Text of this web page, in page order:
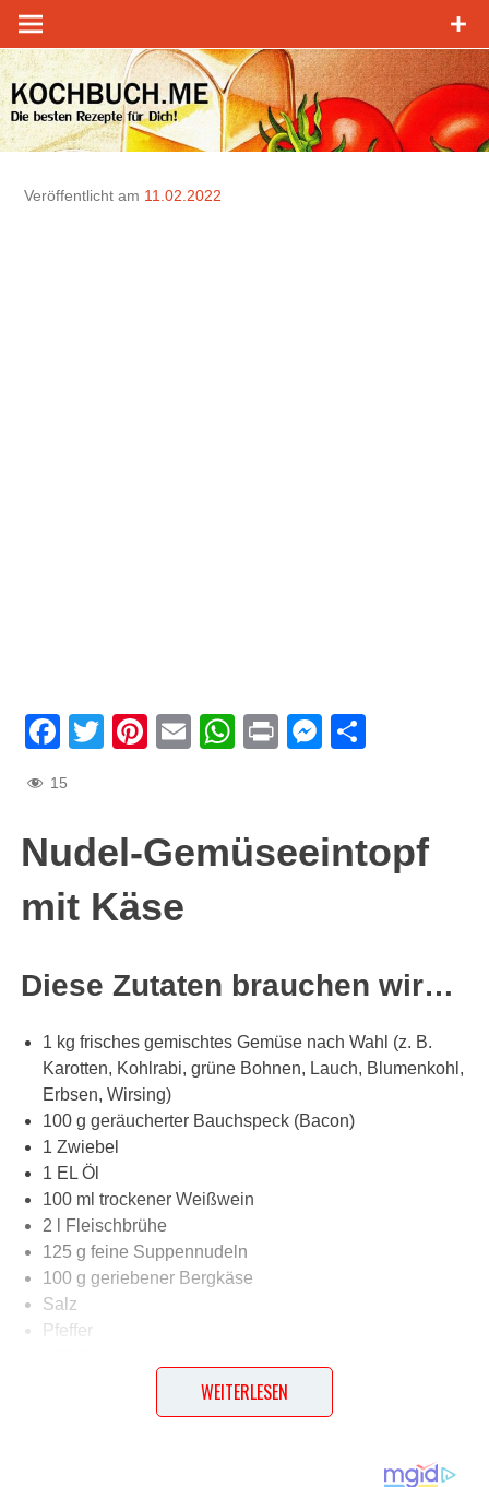
Zum
Inhalt
springen
Veröffentlicht am 11.02.2022
Facebook
TwitterPinterest
EmailWhatsApp
Print
15
Nudel-Gemüseeintopf
mit Käse
Diese Zutaten brauchen wir…
1 kg frisches gemischtes Gemüse nach Wahl (z. B.
Karotten, Kohlrabi, grüne Bohnen, Lauch, Blumenkohl,
Erbsen, Wirsing)
100 g geräucherter Bauchspeck (Bacon)
1 Zwiebel
1 EL Öl
100 ml trockener Weißwein
2 l Fleischbrühe
125 g feine Suppennudeln
100 g geriebener Bergkäse
Salz
Pfeffer
Lob, Kritik, Fragen oder Anregungen zum Rezept?
WEITERLESEN